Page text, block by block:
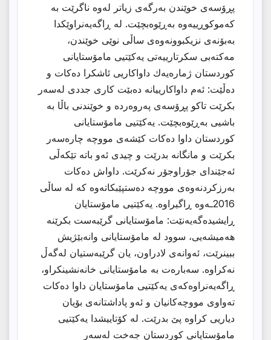
پڕۆسەی خوێندن بەرگەی زیاتر لەوە ناگرێت بە
كەموكوڕییەوە بەڕێوەبچێت. لە ڕاگەیەنراوێكدا
بەبۆنەی نزیكبوونەوەی ساڵی نوێی خوێندن،
مەكتەبی سكرتارییەتی یەكێتیی مامۆستایانی
كوردستان ژمارەیەك داواكاریی ئاشكرا دەكات و
دەڵێت: ئەم داواكارییانە دەبێت كاری جددی لەسەر
بكرێت تاكو پڕۆسەی پەروەردە و خوێندنی باڵا بە
باشیی بەڕێوەبچێت. یەكێتیی مامۆستایانی
كوردستان داوا دەكات كێشەی مووچە چارەسەر
بكرێت و مانگانە بدرێت و چیدی ئەو باتە تێكەڵی
ئەجێندای جۆراوجۆر نەكرێت. داواش دەكات
بەرزكردنەوەی مووچە دەستپێبكاتەوە كە لە ساڵی
2016ـەوە ڕاگیراوە. یەكێتیی مامۆستایان
ڕایشیدەگەیەنێت: مامۆستایانی گرێبەست بكرێنە
هەمیشەیی، سوود لە مامۆستایانی وانەبێژیش
ببینرێت، ئەوانەی لادراون، یان گرێبەستیان لەگەڵ
نەكراوە. سەبارەت بە مامۆستایانی خانەنشینكراو،
ڕاگەیەنراوەكەی یەكێتیی مامۆستایان داوا دەكات
تەواوی مووچەكانیان و ئەو پاداشتانەی بۆیان
دیاریی كراوە پێ بدرێت. لە كۆتاییشدا یەكێتیی
مامۆستایانی كوردستان جەخت لەسەر